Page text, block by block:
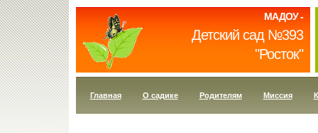
МАДОУ -
Детский сад №393
"Росток"
Главная О садике Родителям Миссия